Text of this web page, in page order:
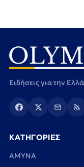
Ειδήσεις για την
ΚΑΤΗΓΟΡΙΕΣ
ΑΜΥΝΑ